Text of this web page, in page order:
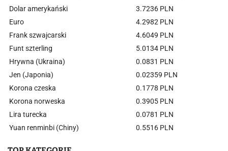
Dolar amerykański
3.7236 PLN
Euro
4.2982 PLN
Frank szwajcarski
4.6049 PLN
Funt szterling
5.0134 PLN
Hrywna (Ukraina)
0.0831 PLN
Jen (Japonia)
0.02359 PLN
Korona czeska
0.1778 PLN
Korona norweska
0.3905 PLN
Lira turecka
0.0781 PLN
Yuan renminbi (Chiny)
0.5516 PLN